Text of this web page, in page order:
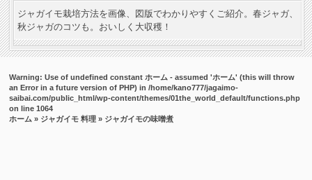
ジャガイモ栽培方法を画像、図版でわかりやすくご紹介。春ジャガ、
秋ジャガのコツも。おいしく大収穫！
Warning: Use of undefined constant ホーム - assumed 'ホーム' (this will throw
an Error in a future version of PHP) in/home/kano777/jagaimo-
saibai.com/public_html/wp-content/themes/01the_world_default/functions.php
on line1064
ホーム » ジャガイモ 料理 » ジャガイモの味噌煮